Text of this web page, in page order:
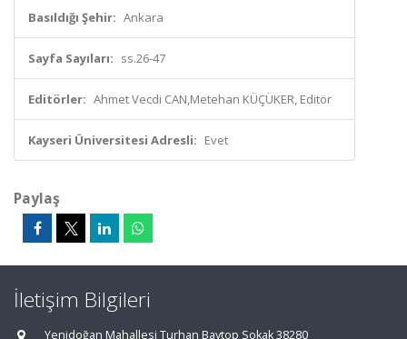
Basıldığı Şehir: Ankara
Sayfa Sayıları: ss.26-47
Editörler: Ahmet Vecdi CAN,Metehan KÜÇÜKER, Editör
Kayseri Üniversitesi Adresli: Evet
Paylaş
İletişim Bilgileri
Yenidoğan Mahallesi Turhan Baytop Sokak 38280